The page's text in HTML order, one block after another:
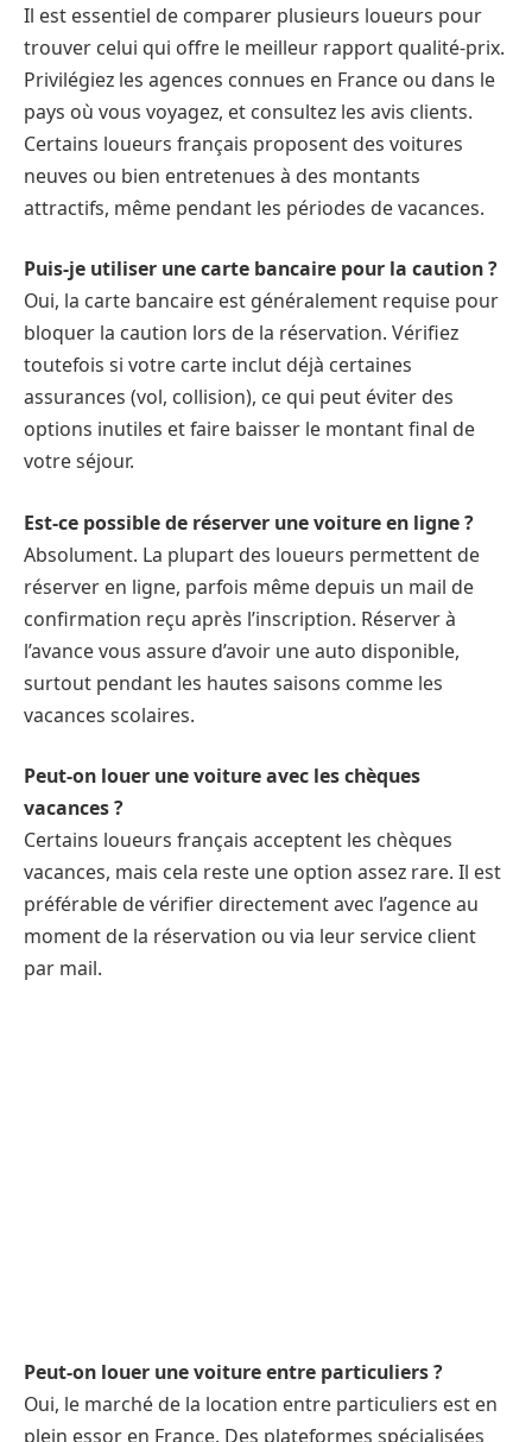
Il est essentiel de comparer plusieurs loueurs pour
trouver celui qui offre le meilleur rapport qualité-prix.
Privilégiez les agences connues en France ou dans le
pays où vous voyagez, et consultez les avis clients.
Certains loueurs français proposent des voitures
neuves ou bien entretenues à des montants
attractifs, même pendant les périodes de vacances.
Puis-je utiliser une carte bancaire pour la caution ?
Oui, la carte bancaire est généralement requise pour
bloquer la caution lors de la réservation. Vérifiez
toutefois si votre carte inclut déjà certaines
assurances (vol, collision), ce qui peut éviter des
options inutiles et faire baisser le montant final de
votre séjour.
Est-ce possible de réserver une voiture en ligne ?
Absolument. La plupart des loueurs permettent de
réserver en ligne, parfois même depuis un mail de
confirmation reçu après l’inscription. Réserver à
l’avance vous assure d’avoir une auto disponible,
surtout pendant les hautes saisons comme les
vacances scolaires.
Peut-on louer une voiture avec les chèques
vacances ?
Certains loueurs français acceptent les chèques
vacances, mais cela reste une option assez rare. Il est
préférable de vérifier directement avec l’agence au
moment de la réservation ou via leur service client
par mail.
Peut-on louer une voiture entre particuliers ?
Oui, le marché de la location entre particuliers est en
plein essor en France. Des plateformes spécialisées